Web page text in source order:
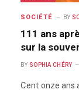
SOCIÉTÉ BY
111 ans
sur la
BY SOPHIA CHÉRY
Cent onze ans